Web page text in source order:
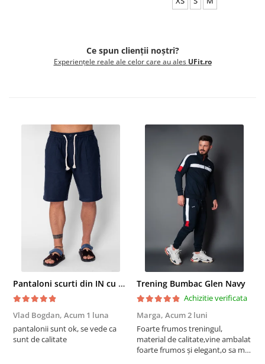
Ce spun clienții noștri?
Experiențele reale ale celor care au ales UFit.ro
Pantaloni scurti din IN cu nasture si snur Navy
Vlad Bogdan, Acum 1 luna
pantalonii sunt ok, se vede ca
sunt de calitate
Trening Bumbac Glen Navy
Achizitie verificata
Marga, Acum 2 luni
Foarte frumos treningul,
material de calitate,vine ambalat
foarte frumos și elegant,o sa mai